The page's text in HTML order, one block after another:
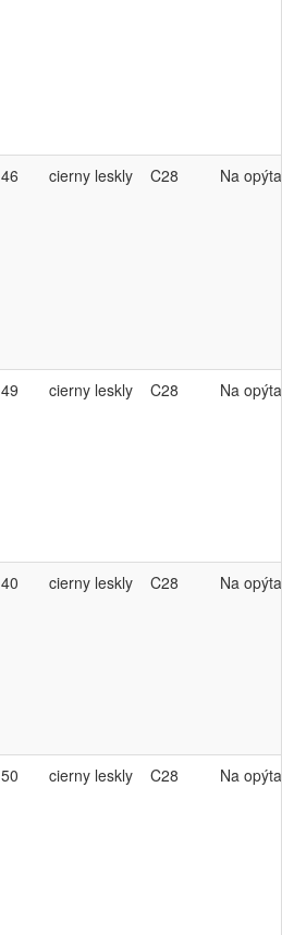
46 cierny leskly C28 Na
49 cierny leskly C28 Na
40 cierny leskly C28 Na
50 cierny leskly C28 Na